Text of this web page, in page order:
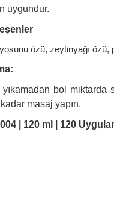
uygundur.
özü, zeytinyağı
yıkamadan bol
masaj yapın.
| 120 ml | 120